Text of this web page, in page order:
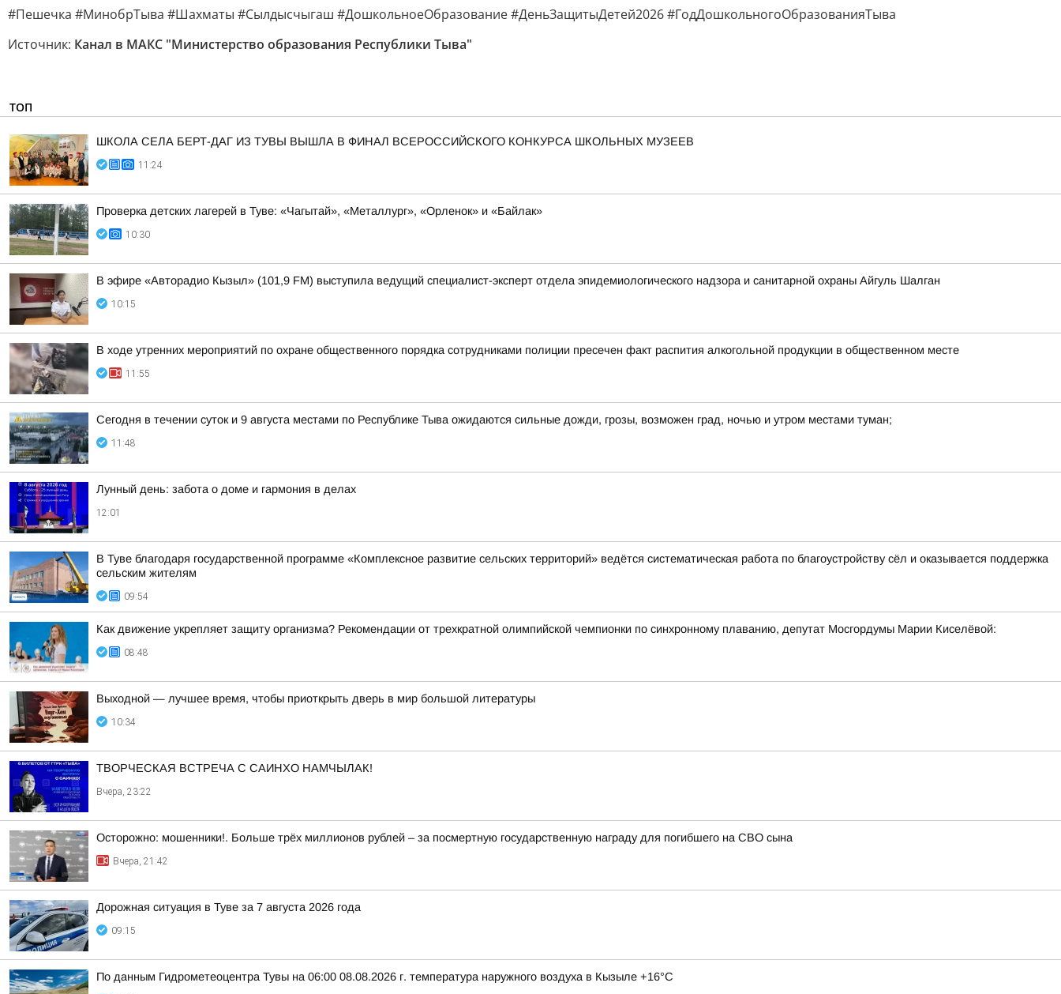
#Пешечка #МинобрТыва #Шахматы #Сылдысчыгаш #ДошкольноеОбразование #ДеньЗащитыДетей2026 #ГодДошкольногоОбразованияТыва
Источник: Канал в МАКС "Министерство образования Республики Тыва"
ТОП
ШКОЛА СЕЛА БЕРТ-ДАГ ИЗ ТУВЫ ВЫШЛА В ФИНАЛ ВСЕРОССИЙСКОГО КОНКУРСА ШКОЛЬНЫХ МУЗЕЕВ
11:24
Проверка детских лагерей в Туве: «Чагытай», «Металлург», «Орленок» и «Байлак»
10:30
В эфире «Авторадио Кызыл» (101,9 FM) выступила ведущий специалист-эксперт отдела эпидемиологического надзора и санитарной охраны Айгуль Шалган
10:15
В ходе утренних мероприятий по охране общественного порядка сотрудниками полиции пресечен факт распития алкогольной продукции в общественном месте
11:55
Сегодня в течении суток и 9 августа местами по Республике Тыва ожидаются сильные дожди, грозы, возможен град, ночью и утром местами туман;
11:48
Лунный день: забота о доме и гармония в делах
12:01
В Туве благодаря государственной программе «Комплексное развитие сельских территорий» ведётся систематическая работа по благоустройству сёл и оказывается поддержка
сельским жителям
09:54
Как движение укрепляет защиту организма? Рекомендации от трехкратной олимпийской чемпионки по синхронному плаванию, депутат Мосгордумы Марии Киселёвой:
08:48
Выходной — лучшее время, чтобы приоткрыть дверь в мир большой литературы
10:34
ТВОРЧЕСКАЯ ВСТРЕЧА С САИНХО НАМЧЫЛАК!
Вчера, 23:22
Осторожно: мошенники!. Больше трёх миллионов рублей – за посмертную государственную награду для погибшего на СВО сына
Вчера, 21:42
Дорожная ситуация в Туве за 7 августа 2026 года
09:15
По данным Гидрометеоцентра Тувы на 06:00 08.08.2026 г. температура наружного воздуха в Кызыле +16°С